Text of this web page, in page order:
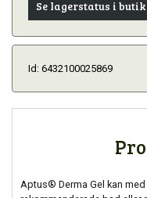
Se lagerstatus i butik
Id: 6432100025869
Aptus® Derma Gel kan